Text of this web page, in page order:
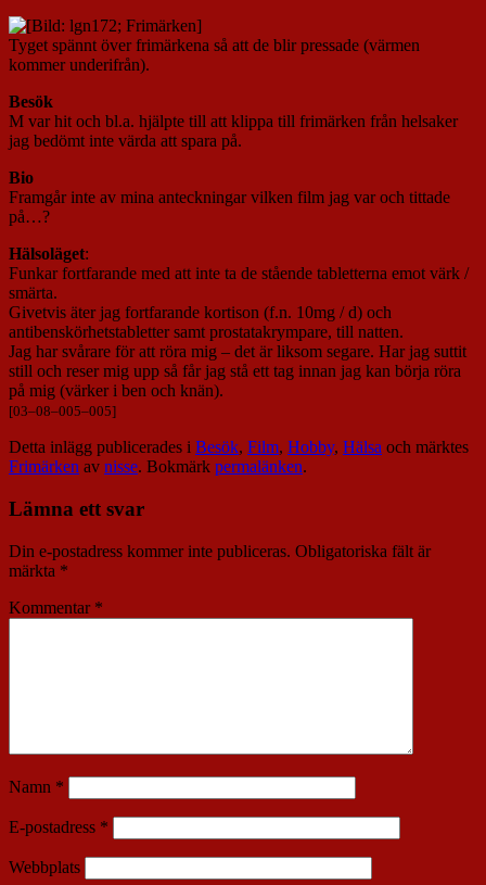
Tyget spännt över frimärkena så att de blir pressade (värmen
kommer underifrån).
Besök
M var hit och bl.a. hjälpte till att klippa till frimärken från helsaker
jag bedömt inte värda att spara på.
Bio
Framgår inte av mina anteckningar vilken film jag var och tittade
på…?
Hälsoläget:
Funkar fortfarande med att inte ta de stående tabletterna emot värk /
smärta.
Givetvis äter jag fortfarande kortison (f.n. 10mg / d) och
antibenskörhetstabletter samt prostatakrympare, till natten.
Jag har svårare för att röra mig – det är liksom segare. Har jag suttit
still och reser mig upp så får jag stå ett tag innan jag kan börja röra
på mig (värker i ben och knän).
[03–08–005–005]
Detta inlägg publicerades i Besök, Film, Hobby, Hälsa och märktes
Frimärken av nisse. Bokmärk permalänken.
Lämna ett svar
Din e-postadress kommer inte publiceras. Obligatoriska fält är
märkta *
Kommentar *
Namn *
E-postadress *
Webbplats